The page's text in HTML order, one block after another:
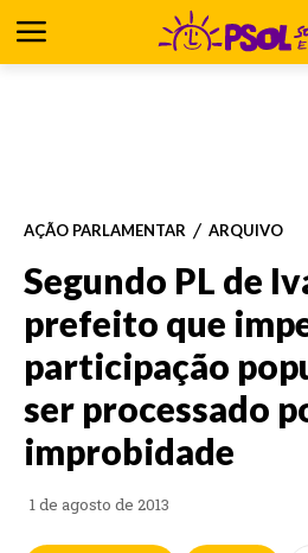
AÇÃO PARLAMENTAR ARQUIVO
Segundo PL de
prefeito que
participação
ser processado
improbidade
1 de agosto de 2013